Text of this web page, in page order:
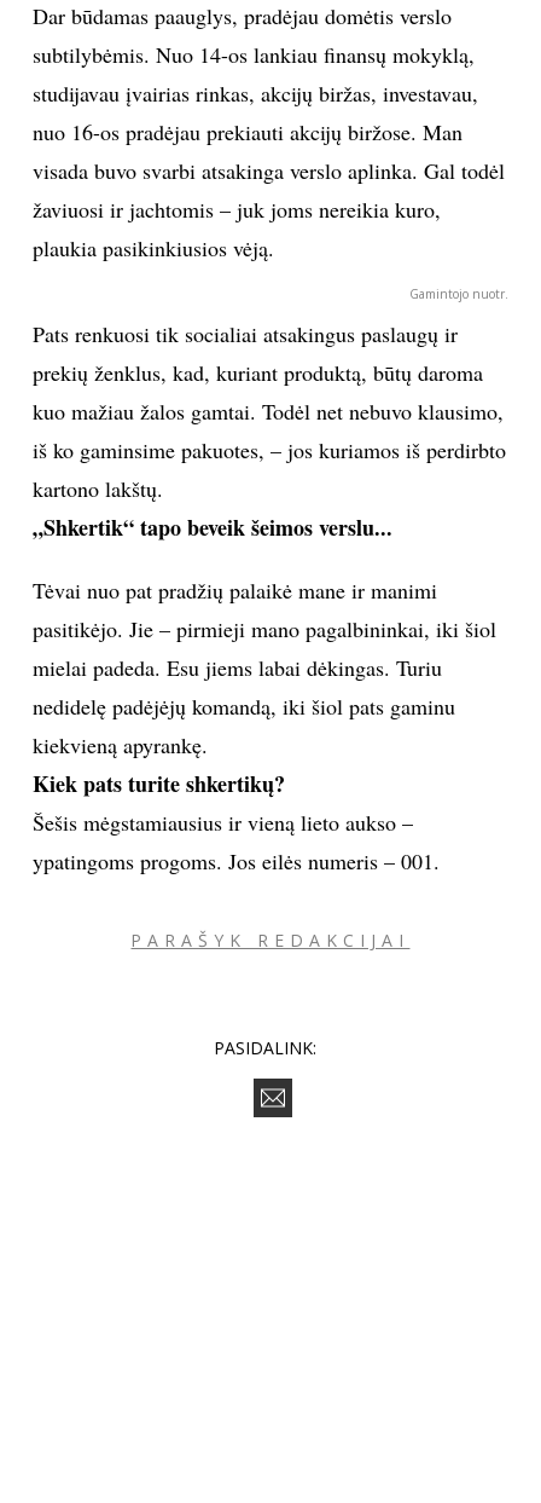
Dar būdamas paauglys, pradėjau domėtis verslo
subtilybėmis. Nuo 14-os lankiau finansų mokyklą,
studijavau įvairias rinkas, akcijų biržas, investavau,
nuo 16-os pradėjau prekiauti akcijų biržose. Man
visada buvo svarbi atsakinga verslo aplinka. Gal todėl
žaviuosi ir jachtomis – juk joms nereikia kuro,
plaukia pasikinkiusios vėją.
Gamintojo nuotr.
Pats renkuosi tik socialiai atsakingus paslaugų ir
prekių ženklus, kad, kuriant produktą, būtų daroma
kuo mažiau žalos gamtai. Todėl net nebuvo klausimo,
iš ko gaminsime pakuotes, – jos kuriamos iš perdirbto
kartono lakštų.
„Shkertik“ tapo beveik šeimos verslu...
Tėvai nuo pat pradžių palaikė mane ir manimi
pasitikėjo. Jie – pirmieji mano pagalbininkai, iki šiol
mielai padeda. Esu jiems labai dėkingas. Turiu
nedidelę padėjėjų komandą, iki šiol pats gaminu
kiekvieną apyrankę.
Kiek pats turite shkertikų?
Šešis mėgstamiausius ir vieną lieto aukso –
ypatingoms progoms. Jos eilės numeris – 001.
PARAŠYK REDAKCIJAI
PASIDALINK: